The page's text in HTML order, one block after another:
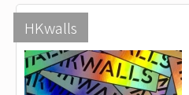
HKwalls